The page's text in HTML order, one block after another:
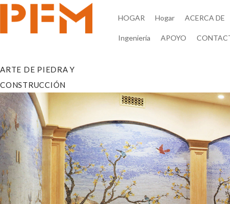
ARTE DE PIEDRA Y
CONSTRUCCIÓN
HOGAR Hogar ACERCA DE
Ingeniería APOYO